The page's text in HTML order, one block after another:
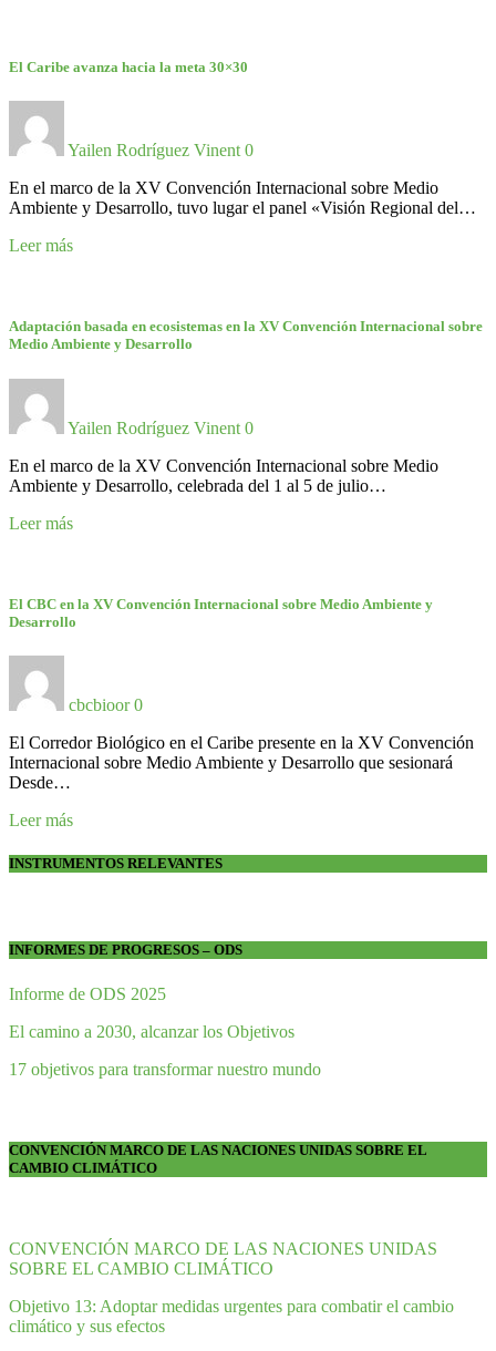
El Caribe avanza hacia la meta 30×30
Yailen Rodríguez Vinent 0
En el marco de la XV Convención Internacional sobre Medio
Ambiente y Desarrollo, tuvo lugar el panel «Visión Regional del…
Leer más
Adaptación basada en ecosistemas en la XV Convención Internacional sobre
Medio Ambiente y Desarrollo
Yailen Rodríguez Vinent 0
En el marco de la XV Convención Internacional sobre Medio
Ambiente y Desarrollo, celebrada del 1 al 5 de julio…
Leer más
El CBC en la XV Convención Internacional sobre Medio Ambiente y
Desarrollo
cbcbioor 0
El Corredor Biológico en el Caribe presente en la XV Convención
Internacional sobre Medio Ambiente y Desarrollo que sesionará
Desde…
Leer más
INSTRUMENTOS RELEVANTES
INFORMES DE PROGRESOS – ODS
Informe de ODS 2025
El camino a 2030, alcanzar los Objetivos
17 objetivos para transformar nuestro mundo
CONVENCIÓN MARCO DE LAS NACIONES UNIDAS SOBRE EL
CAMBIO CLIMÁTICO
CONVENCIÓN MARCO DE LAS NACIONES UNIDAS
SOBRE EL CAMBIO CLIMÁTICO
Objetivo 13: Adoptar medidas urgentes para combatir el cambio
climático y sus efectos